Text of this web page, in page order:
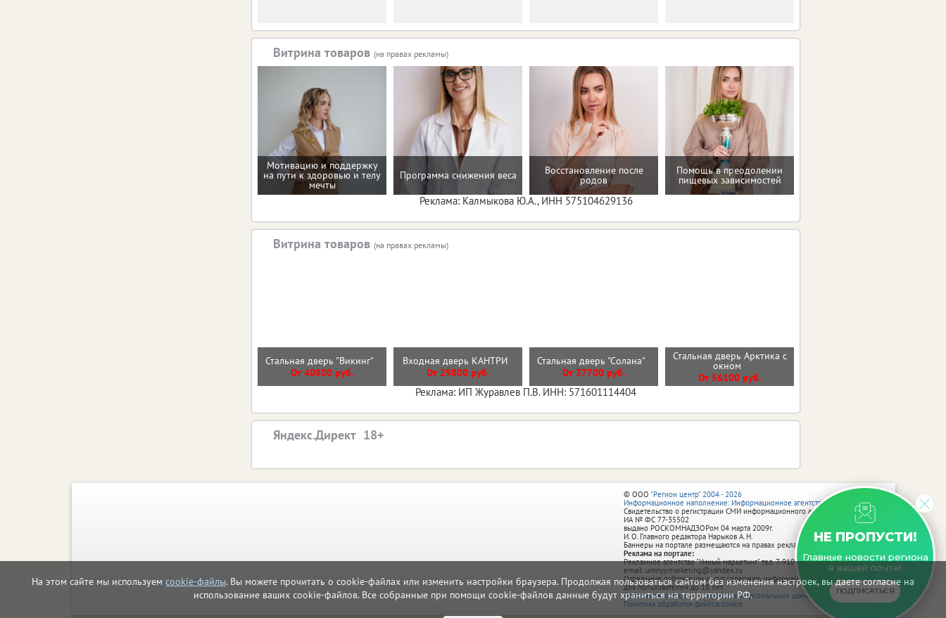
На этом сайте мы используем cookie-файлы. Вы можете прочитать о cookie-файлах или изменить настройки браузера. Продолжая пользоваться сайтом без изменения настроек, вы даете согласие на
использование ваших cookie-файлов. Все собранные при помощи cookie-файлов данные будут храниться на территории РФ.
Витрина товаров (на правах рекламы)
Мотивацию и поддержку
на пути к здоровью и телу
мечты
Программа снижения веса Восстановление после
родов
Помощь в преодолении
пищевых зависимостей
Реклама: Калмыкова Ю.А., ИНН 575104629136
Витрина товаров (на правах рекламы)
Стальная дверь "Викинг"
От 40800 руб.
Входная дверь КАНТРИ
От 29800 руб.
Стальная дверь "Солана"
От 37700 руб.
Стальная дверь Арктика с
окном
От 56100 руб.
Реклама: ИП Журавлев П.В. ИНН: 571601114404
Яндекс.Директ
НЕ ПРОПУСТИ!
Главные новости региона
в вашей почте!
ПОДПИСАТЬСЯ
© ООО "Регион центр" 2004 - 2026
Информационное наполнение: Информационное агентство vRossii.ru
Свидетельство о регистрации СМИ информационного агентства vRossii.ru
ИА № ФС 77‑35502
выдано РОСКОМНАДЗОРом 04 марта 2009г.
И. О. Главного редактора Нарыков А. Н.
Баннеры на портале размещаются на правах рекламы.
Реклама на портале:
Рекламное агентство "Умный маркетинг" тел. 7-910-267-70-40,
email: umnyy.marketing@yandex.ru
Отдельные публикации могут содержать информацию, не предназначенную
для пользователей до 18 лет.
Политика в отношении обработки персональных данных
Политика обработки файлов cookie